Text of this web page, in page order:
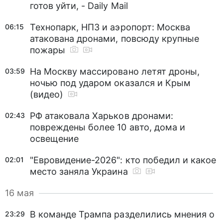
готов уйти, - Daily Mail
06:15
Технопарк, НПЗ и аэропорт: Москва
атакована дронами, повсюду крупные
пожары
03:59
На Москву массировано летят дроны,
ночью под ударом оказался и Крым
(видео)
02:43
РФ атаковала Харьков дронами:
повреждены более 10 авто, дома и
освещение
02:01
"Евровидение-2026": кто победил и какое
место заняла Украина
16 мая
23:29
В команде Трампа разделились мнения о